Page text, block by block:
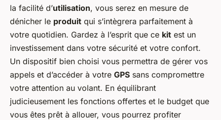
la facilité d’utilisation, vous serez en mesure de
dénicher le produit qui s’intègrera parfaitement à
votre quotidien. Gardez à l’esprit que ce kit est un
investissement dans votre sécurité et votre confort.
Un dispositif bien choisi vous permettra de gérer vos
appels et d’accéder à votre GPS sans compromettre
votre attention au volant. En équilibrant
judicieusement les fonctions offertes et le budget que
vous êtes prêt à allouer, vous pourrez profiter